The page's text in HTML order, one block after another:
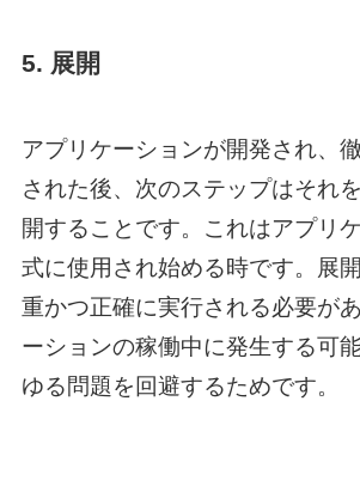
5. 展開
アプリケーションが開発され、
された後、次のステップはそれ
開することです。これはアプリ
式に使用され始める時です。展
重かつ正確に実行される必要が
ーションの稼働中に発生する可
ゆる問題を回避するためです。